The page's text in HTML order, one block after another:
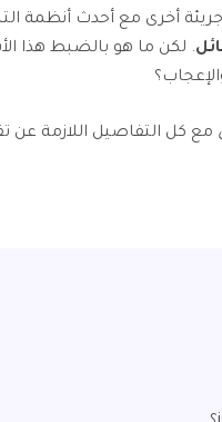
. لكن ما هو بالضبط هذا
مع كل التفاصيل اللازمة عن